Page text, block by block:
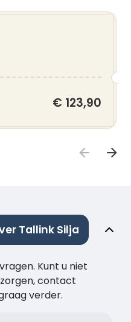
€ 123,90
Tallink Silja
Kunt u niet
contact
verder.